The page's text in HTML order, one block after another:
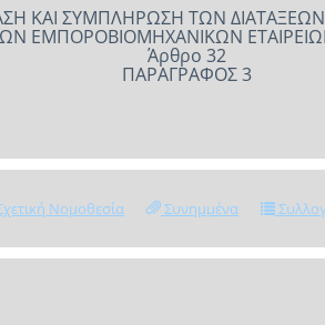
ΚΑΙ ΣΥΜΠΛΗΡΩΣΗ ΤΩΝ ΔΙΑΤΑΞΕΩΝ
ΕΜΠΟΡΟΒΙΟΜΗΧΑΝΙΚΩΝ
Άρθρο 32
ΠΑΡΑΓΡΑΦΟΣ 3
Νομοθεσία Συνημμένα